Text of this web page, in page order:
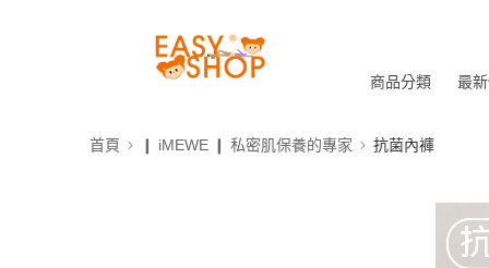
商品分類 最
首頁 ❙ iMEWE ❙ 私密肌保養的專家 抗菌內褲